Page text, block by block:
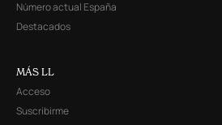
Número actual España
Destacados
MÁS LL
Acceso
Suscribirme